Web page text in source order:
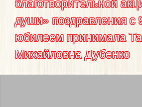
души» поздравления с
юбилеем принимала
Михайловна Дубенко